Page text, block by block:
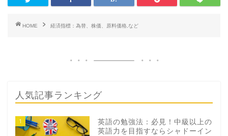
HOME 経済指標：為替、株価、原料価格,など
人気記事ランキング
1
英語の勉強法：必見！中級以上の
英語力を目指すならシャドーイン